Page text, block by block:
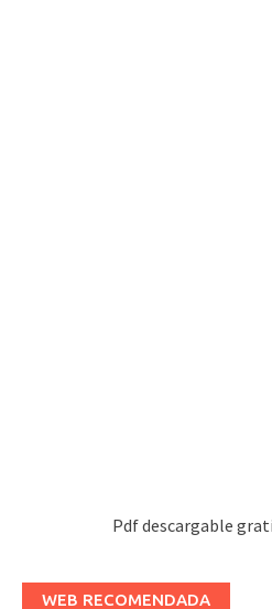
Pdf descargable
WEB RECOMENDADA